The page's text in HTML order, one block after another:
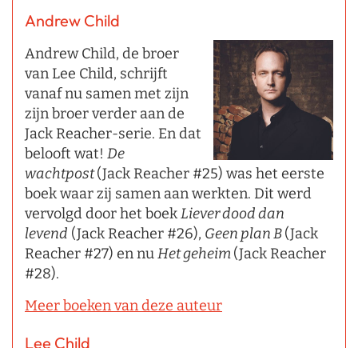
Andrew Child
Andrew Child, de broer
van Lee Child, schrijft
vanaf nu samen met zijn
zijn broer verder aan de
Jack Reacher-serie. En dat
belooft wat! De
wachtpost(Jack Reacher #25) was het eerste
boek waar zij samen aan werkten. Dit werd
vervolgd door het boekLiever dood dan
levend (Jack Reacher #26), Geen plan B(Jack
Reacher #27) en nuHet geheim(Jack Reacher
#28).
Meer boeken van deze auteur
Lee Child